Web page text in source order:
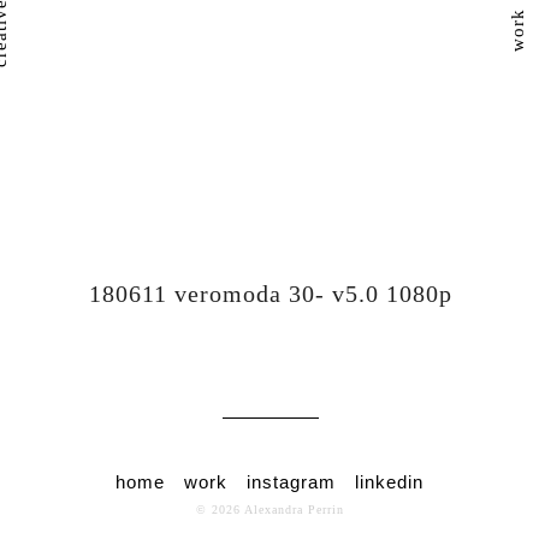
work
180611 veromoda 30- v5.0 1080p
© 2026 Alexandra Perrin
home work instagram linkedin